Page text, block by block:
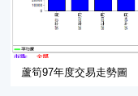
蘆筍97年度交易走勢圖